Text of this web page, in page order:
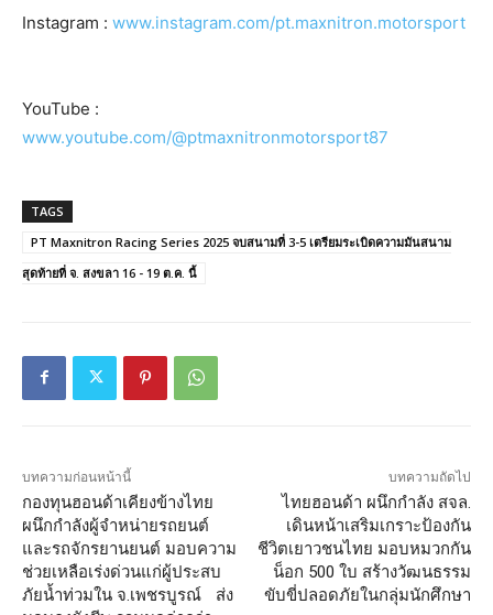
Instagram : www.instagram.com/pt.maxnitron.motorsport
YouTube :
www.youtube.com/@ptmaxnitronmotorsport87
TAGS
PT Maxnitron Racing Series 2025 จบสนามที่ 3-5 เตรียมระเบิดความมันสนาม
สุดท้ายที่ จ. สงขลา 16 - 19 ต.ค. นี้
บทความก่อนหน้านี้
กองทุนฮอนด้าเคียงข้างไทย
ผนึกกำลังผู้จำหน่ายรถยนต์
และรถจักรยานยนต์ มอบความ
ช่วยเหลือเร่งด่วนแก่ผู้ประสบ
ภัยน้ำท่วมใน จ.เพชรบูรณ์ ส่ง
บทความถัดไป
ไทยฮอนด้า ผนึกกำลัง สจล.
เดินหน้าเสริมเกราะป้องกัน
ชีวิตเยาวชนไทย มอบหมวกกัน
น็อก 500 ใบ สร้างวัฒนธรรม
ขับขี่ปลอดภัยในกลุ่มนักศึกษา